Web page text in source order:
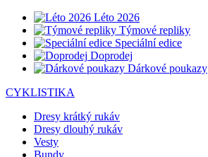
Léto 2026
Týmové repliky
Speciální edice
Doprodej
Dárkové poukazy
CYKLISTIKA
Dresy krátký rukáv
Dresy dlouhý rukáv
Vesty
Bundy